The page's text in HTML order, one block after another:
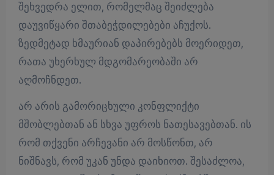
შეხვედრა ელით, რომელმაც შეიძლება
დაუვიწყარი შთაბეჭდილებები აჩუქოს.
ზედმეტად ხმაურიან დაპირებებს მოერიდეთ,
რათა უხერხულ მდგომარეობაში არ
აღმოჩნდეთ.
არ არის გამორიცხული კონფლიქტი
მშობლებთან ან სხვა უფროს ნათესავებთან. ის
რომ თქვენი არჩევანი არ მოსწონთ, არ
ნიშნავს, რომ უკან უნდა დაიხიოთ. შესაძლოა,